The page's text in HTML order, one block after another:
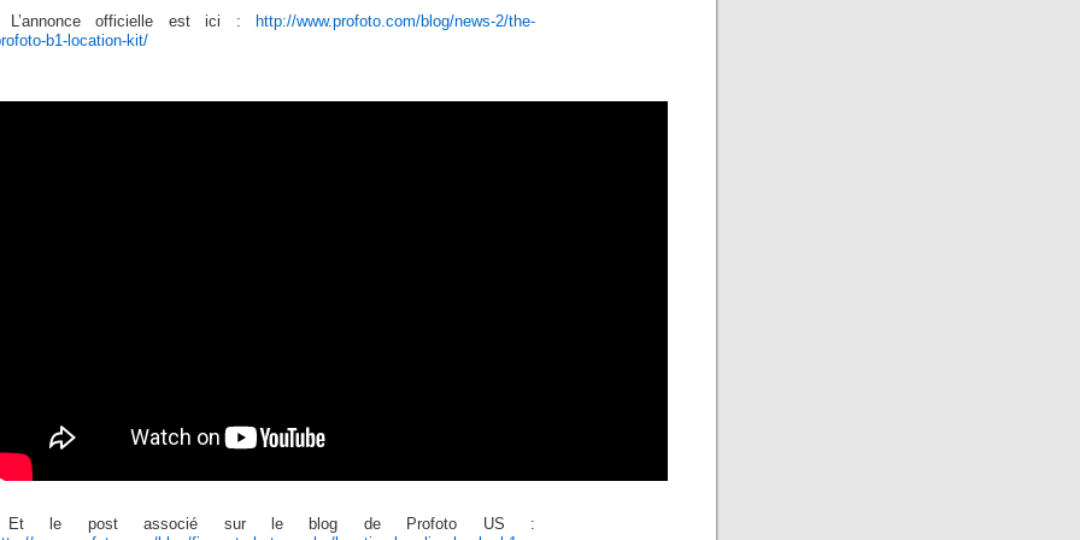
L’annonce officielle est ici :
http://www.profoto.com/blog/news-2/the-
b1-location-kit/
Et le post associé sur le blog de Profoto US :